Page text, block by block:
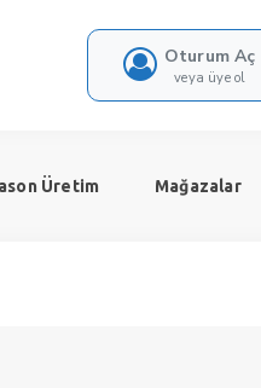
Oturum Aç
veya üye ol
Üretim Mağazalar